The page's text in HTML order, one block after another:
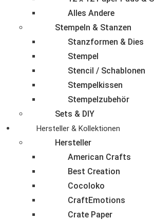
Alles Andere
Stempeln & Stanzen
Stanzformen & Dies
Stempel
Stencil / Schablonen
Stempelkissen
Stempelzubehör
Sets & DIY
Hersteller & Kollektionen
Hersteller
American Crafts
Best Creation
Cocoloko
CraftEmotions
Crate Paper